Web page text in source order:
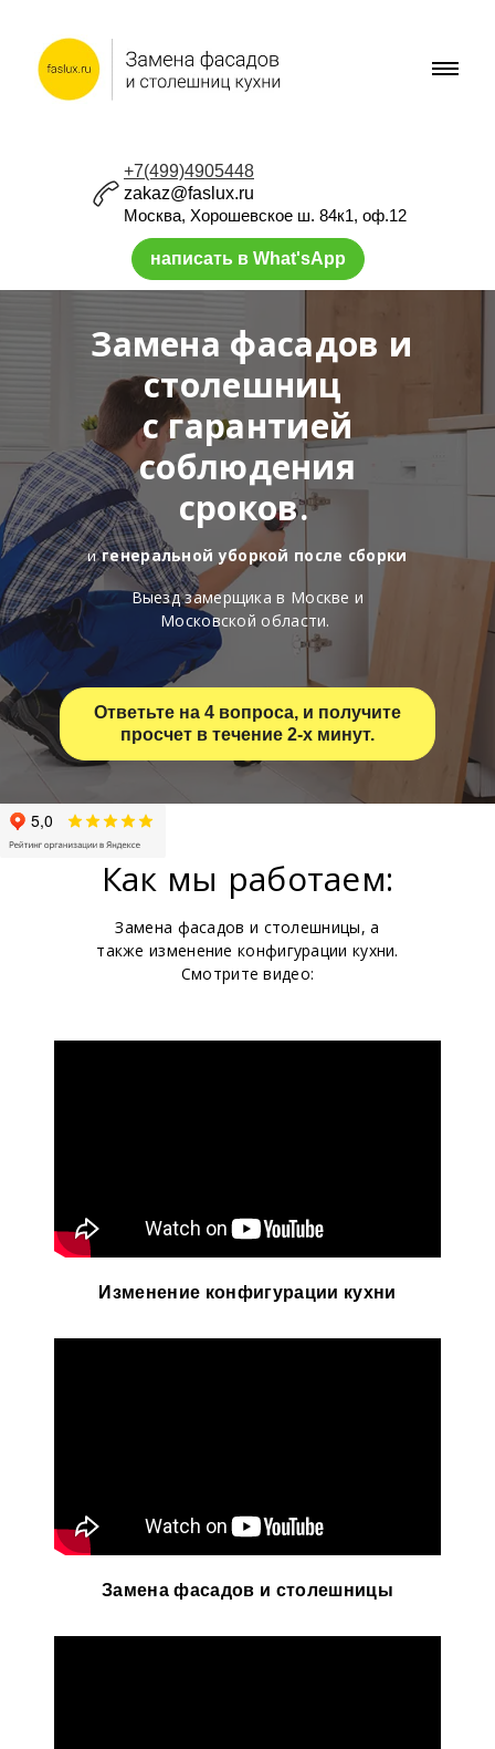
+7(499)4905448
zakaz@faslux.ru
Москва, Хорошевское ш. 84к1, оф.12
написать в What'sApp
Замена фасадов и
столешниц
с гарантией
соблюдения
сроков.
игенеральной уборкой после сборки
Выезд замерщика в Москве и
Московской области.
Ответьте на 4 вопроса, и получите
просчет в течение 2-х минут.
Как мы работаем:
Замена фасадов и столешницы, а
также изменение конфигурации кухни.
Смотрите видео:
Изменение конфигурации кухни
Замена фасадов и столешницы